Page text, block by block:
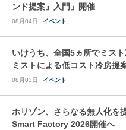
ンド提案』入門」開催
08月04日 イベント
いけうち、全国5ヵ所でミス
ミストによる低コスト冷房提
08月03日 イベント
ホリゾン、さらなる無人化を
Smart Factory 2026開催へ